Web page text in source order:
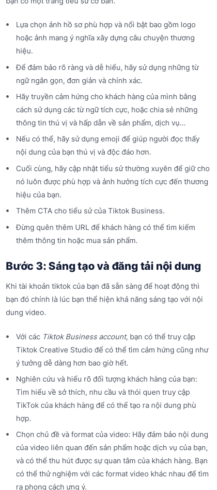
Lựa chọn ảnh hồ sơ phù hợp và nổi bật bao gồm logo
hoặc ảnh mang ý nghĩa xây dựng câu chuyện thương
hiệu.
Để đảm bảo rõ ràng và dễ hiểu, hãy sử dụng những từ
ngữ ngắn gọn, đơn giản và chính xác.
Hãy truyền cảm hứng cho khách hàng của mình bằng
cách sử dụng các từ ngữ tích cực, hoặc chia sẻ những
thông tin thú vị và hấp dẫn về sản phẩm, dịch vụ…
Nếu có thể, hãy sử dụng emoji để giúp người đọc thấy
nội dung của bạn thú vị và độc đáo hơn.
Cuối cùng, hãy cập nhật tiểu sử thường xuyên để giữ cho
nó luôn được phù hợp và ảnh hưởng tích cực đến thương
hiệu của bạn.
Thêm CTA cho tiểu sử của Tiktok Business.
Đừng quên thêm URL để khách hàng có thể tìm kiếm
thêm thông tin hoặc mua sản phẩm.
Bước 3: Sáng tạo và đăng tải nội dung
Khi tài khoản tiktok của bạn đã sẵn sàng để hoạt động thì
bạn đó chính là lúc bạn thể hiện khả năng sáng tạo với nội
dung video.
Với các Tiktok Business account, bạn có thể truy cập
Tiktok Creative Studio để có thể tìm cảm hứng cũng như
ý tưởng dễ dàng hơn bao giờ hết.
Nghiên cứu và hiểu rõ đối tượng khách hàng của bạn:
Tìm hiểu về sở thích, nhu cầu và thói quen truy cập
TikTok của khách hàng để có thể tạo ra nội dung phù
hợp.
Chọn chủ đề và format của video: Hãy đảm bảo nội dung
của video liên quan đến sản phẩm hoặc dịch vụ của bạn,
và có thể thu hút được sự quan tâm của khách hàng. Bạn
có thể thử nghiệm với các format video khác nhau để tìm
ra phong cách ưng ý.